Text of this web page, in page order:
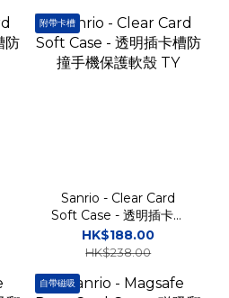
附帶卡槽
Sanrio - Clear Card
Soft Case - 透明插卡槽
防撞手機保護軟殼 TY
HK$188.00
HK$238.00
自帶磁吸